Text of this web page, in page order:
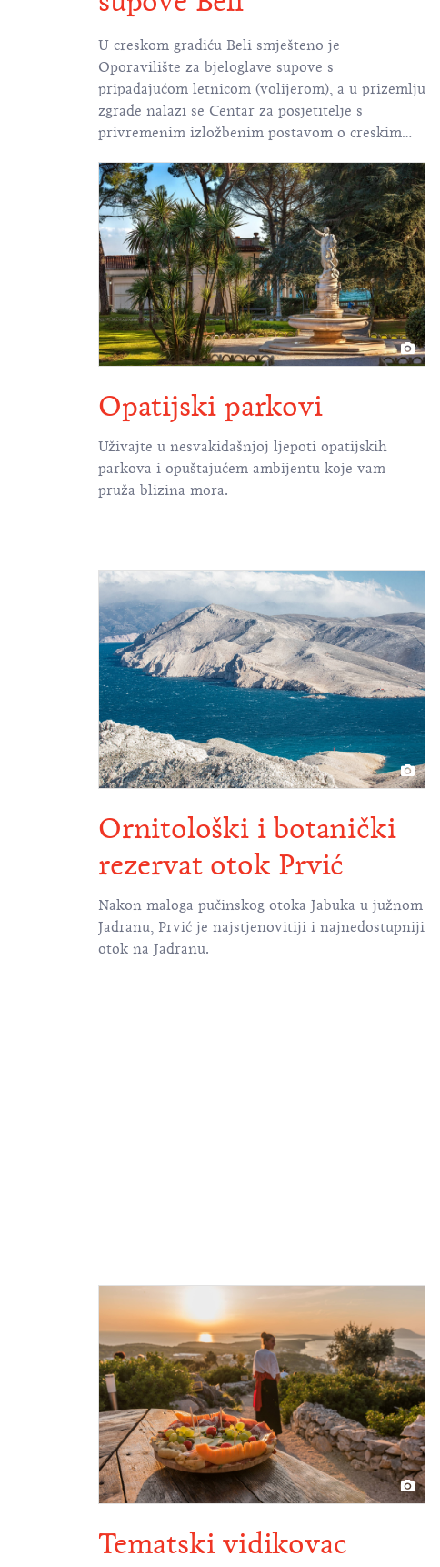
U creskom gradiću Beli smješteno je
Oporavilište za bjeloglave supove s
pripadajućom letnicom (volijerom), a u prizemlju
zgrade nalazi se Centar za posjetitelje s
privremenim izložbenim postavom o creskim
Kvarnera.
Opatijski parkovi
Uživajte u nesvakidašnjoj ljepoti opatijskih
parkova i opuštajućem ambijentu koje vam
pruža blizina mora.
Ornitološki i botanički
rezervat otok Prvić
Nakon maloga pučinskog otoka Jabuka u južnom
Jadranu, Prvić je najstjenovitiji i najnedostupniji
otok na Jadranu.
Tematski vidikovac